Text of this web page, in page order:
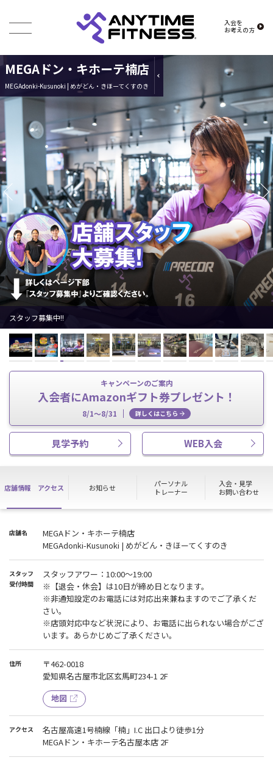
入会を
お考えの方
MEGAドン・キホーテ楠店
MEGAdonki-Kusunoki | めがどん・きほーてくすのき
スタッフ募集中!!
キャンペーンのご案内
入会者にAmazonギフト券プレゼント！
8/1～8/31 詳しくはこちら
見学予約 WEB入会
店舗情報 アクセス お知らせ
パーソナル
トレーナー
入会・見学
お問い合わせ
店舗名
MEGAドン・キホーテ楠店
MEGAdonki-Kusunoki | めがどん・きほーてくすのき
スタッフ
受付時間
スタッフアワー：10:00～19:00
※【退会・休会】は10日が締め日となります。
※非通知設定のお電話には対応出来兼ねますのでご了承くだ
さい。
※店頭対応中など状況により、お電話に出られない場合がござ
います。あらかじめご了承ください。
住所
〒462-0018
愛知県名古屋市北区玄馬町234-1 2F
地図
アクセス
名古屋高速1号楠線「楠」I.C 出口より徒歩1分
MEGAドン・キホーテ名古屋本店 2F